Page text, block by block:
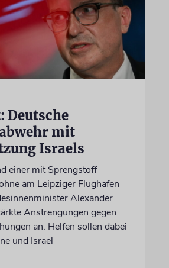
Deutsche
mit
Israels
einer mit Sprengstoff
am Leipziger Flughafen
Alexander
Anstrengungen gegen
an. Helfen sollen dabei
und Israel